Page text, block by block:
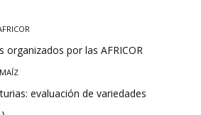
organizados por las AFRICOR
evaluación de variedades